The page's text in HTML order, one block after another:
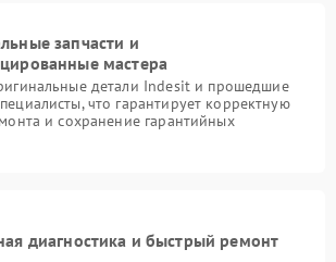
запчасти и
мастера
детали Indesit и прошедшие
что гарантирует корректную
и сохранение гарантийных
диагностика и быстрый ремонт